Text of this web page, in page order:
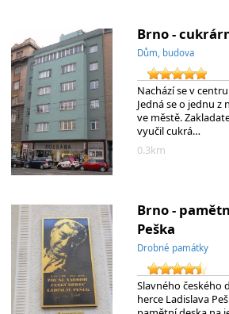
Brno -
Dům, budova
Nachází se v
Jedná se o jednu z
ve městě.
vyučil cukrá…
0.3km
Brno -
Peška
Drobné památky
Slavného českého
herce Ladislava